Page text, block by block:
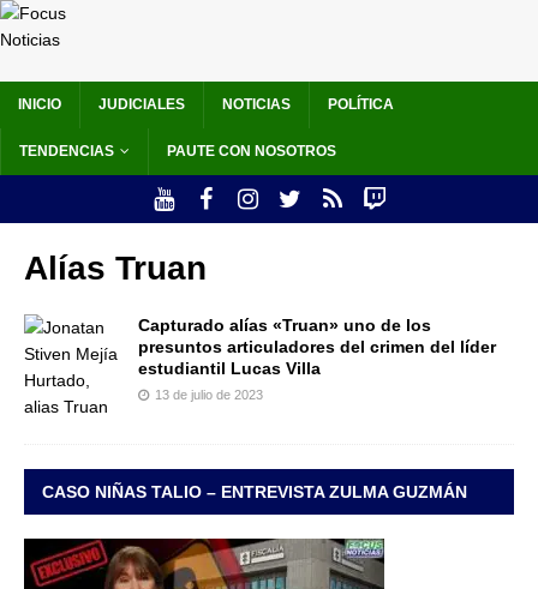
INICIO JUDICIALES NOTICIAS POLÍTICA
TENDENCIAS PAUTE CON NOSOTROS
Alías Truan
Capturado alías «Truan» uno de los
presuntos articuladores del crimen del líder
estudiantil Lucas Villa
13 de julio de 2023
CASO NIÑAS TALIO – ENTREVISTA ZULMA GUZMÁN